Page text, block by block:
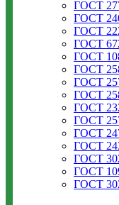
ГОСТ
ГОСТ
ГОСТ
ГОСТ
ГОСТ
ГОСТ
ГОСТ
ГОСТ
ГОСТ
ГОСТ
ГОСТ
ГОСТ
ГОСТ
ГОСТ
ГОСТ